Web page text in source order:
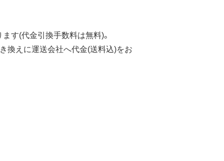
す(代金引換手数料は無料)。
換えに運送会社へ代金(送料込)をお